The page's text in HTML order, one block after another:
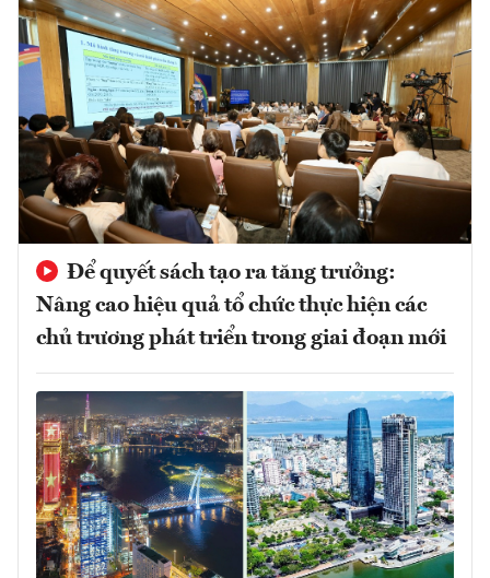
Để quyết sách tạo ra tăng trưởng:
Nâng cao hiệu quả tổ chức thực hiện các
chủ trương phát triển trong giai đoạn mới